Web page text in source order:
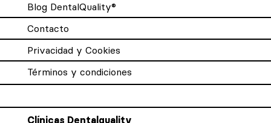
Blog DentalQuality®
Contacto
Privacidad y Cookies
Términos y condiciones
Clínicas Dentalquality